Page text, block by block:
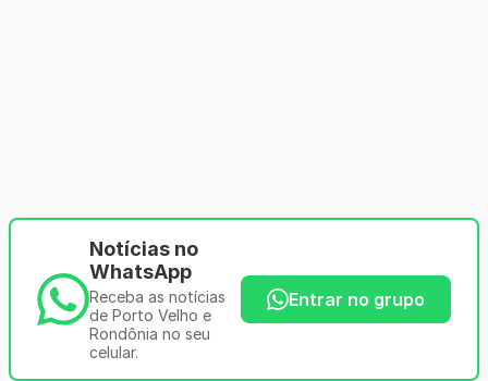
Notícias no
WhatsApp
Receba as notícias
de Porto Velho e
Rondônia no seu
celular.
Entrar no grupo